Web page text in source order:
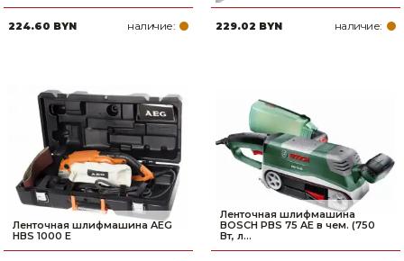
224.60 BYN наличие: 229.02 BYN наличие:
Ленточная шлифмашина AEG
HBS 1000 E
Ленточная шлифмашина
BOSCH PBS 75 AE в чем. (750
Вт, л...